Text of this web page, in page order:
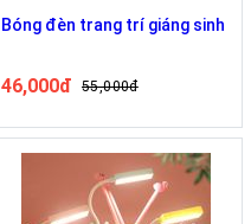
Bóng đèn trang trí giáng sinh
46,000đ 55,000đ